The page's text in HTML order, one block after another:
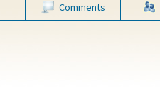
Comments